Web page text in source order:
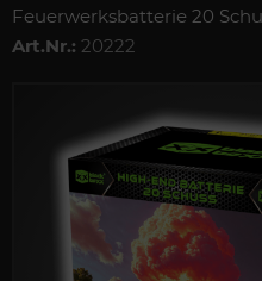
Feuerwerksbatterie 20
Art.Nr.: 20222